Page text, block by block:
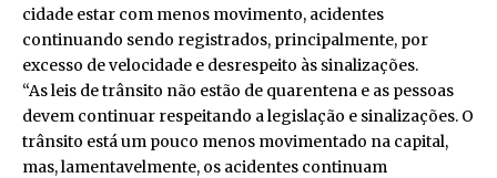
cidade estar com menos movimento, acidentes
continuando sendo registrados, principalmente, por
excesso de velocidade e desrespeito às sinalizações.
“As leis de trânsito não estão de quarentena e as pessoas
devem continuar respeitando a legislação e sinalizações. O
trânsito está um pouco menos movimentado na capital,
mas, lamentavelmente, os acidentes continuam